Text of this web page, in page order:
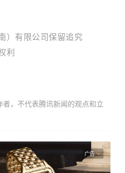
）有限公司保留追究
利
，不代表腾讯新闻的观点和立
广告